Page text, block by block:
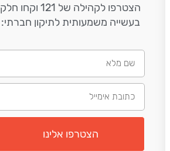
הצטרפו לקהילה של 121 וקחו חלק
בעשייה משמעותית לתיקון חברתי:
הצטרפו אלינו